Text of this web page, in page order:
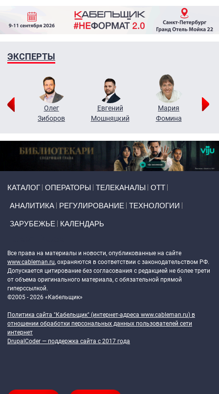
ЭКСПЕРТЫ
Олег
Зиборов
Евгений
Мошняцкий
Мария
Фомина
КАТАЛОГ ОПЕРАТОРЫ ТЕЛЕКАНАЛЫ ОТТ
АНАЛИТИКА РЕГУЛИРОВАНИЕ ТЕХНОЛОГИИ
ЗАРУБЕЖЬЕ КАЛЕНДАРЬ
Все права на материалы и новости, опубликованные на сайте
www.cableman.ru, охраняются в соответствии с законодательством РФ.
Допускается цитирование без согласования с редакцией не более трети
от объема оригинального материала, с обязательной прямой
гиперссылкой.
©2005 - 2026 «Кабельщик»
Политика сайта "Кабельщик" (интернет-адреса www.cableman.ru) в
отношении обработки персональных данных пользователей сети
интернет
DrupalCoder — поддержка сайта c 2017 года